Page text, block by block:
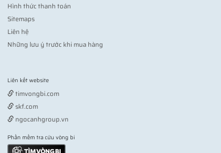
Hình thức thanh toán
Sitemaps
Liên hệ
Những lưu ý trước khi mua hàng
Liên kết website
timvongbi.com
skf.com
ngocanhgroup.vn
Phần mềm tra cứu vòng bi